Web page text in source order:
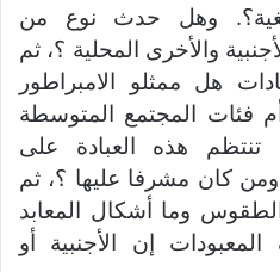
وهل حدث نوع من
والأخرى المحلية ؟، ثم
هل ممثلو الامبراطور
فئات المجتمع المتوسطة
هذه العبادة على
ومن كان مشرفا عليها ؟، ثم
وما أشكال المعابد
إن الأجنبية أو